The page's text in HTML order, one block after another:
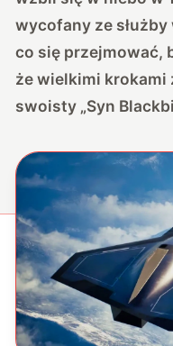
wycofany ze służby
co się przejmować,
że wielkimi krokami
swoisty „Syn